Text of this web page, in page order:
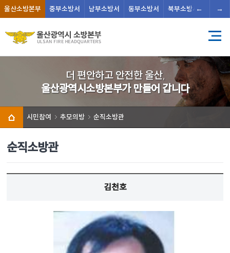
←
울산소방본부 중부소방서 남부소방서 동부소방서 북부소방서 남울주
→
더 편안하고 안전한 울산,
울산광역시소방본부가 만들어 갑니다
시민참여 추모의방 순직소방관
순직소방관
김천호